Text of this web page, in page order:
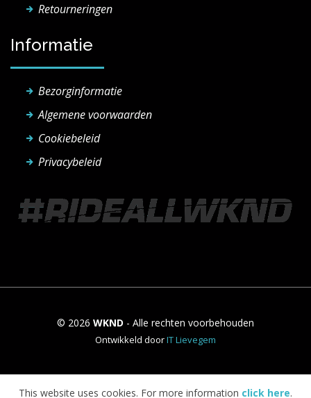
Retourneringen
Informatie
Bezorginformatie
Algemene voorwaarden
Cookiebeleid
Privacybeleid
© 2026 WKND - Alle rechten voorbehouden
Ontwikkeld doorIT Lievegem
This website uses cookies. For more information click here.